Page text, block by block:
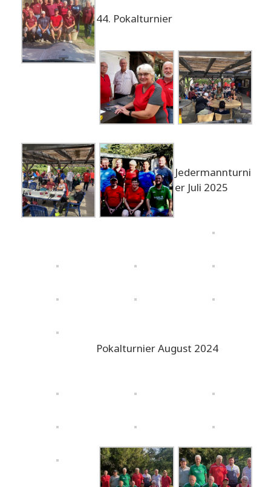
44. Pokalturnier
Jedermannturni
er Juli 2025
Pokalturnier August 2024